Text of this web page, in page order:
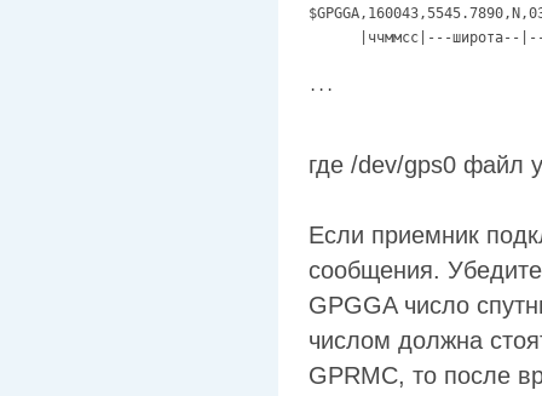
|ччммсс|---широта--
где /dev/gps0 файл
Если приемник
сообщения.
GPGGA число
числом должна
GPRMC, то после